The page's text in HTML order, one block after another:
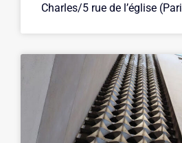
Charles/5 rue de l’église